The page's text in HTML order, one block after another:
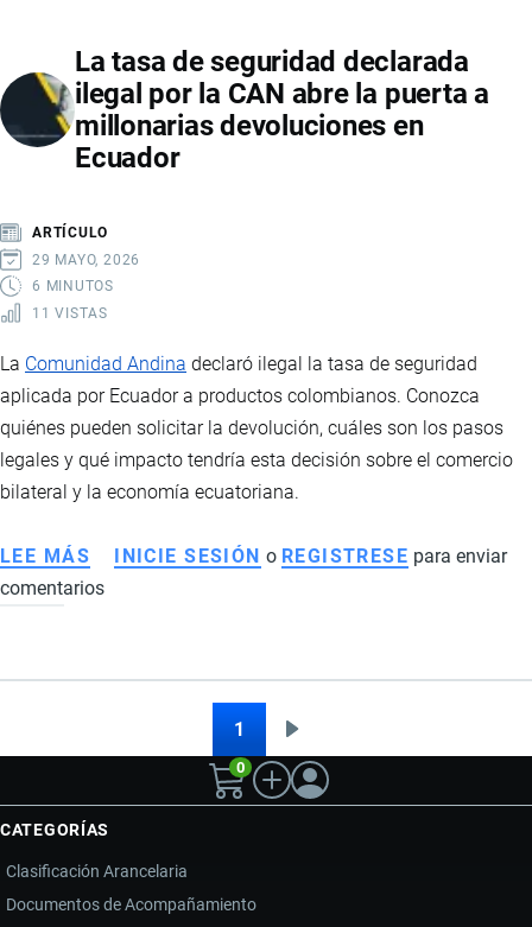
ARANCELES,
SEGURIDAD
FRONTERIZA
Y
La tasa de seguridad declarada
ilegal por la CAN abre la puerta a
millonarias devoluciones en
Ecuador
ARTÍCULO
29 MAYO, 2026
6 MINUTOS
11 VISTAS
La Comunidad Andina declaró ilegal la tasa de seguridad
aplicada por Ecuador a productos colombianos. Conozca
quiénes pueden solicitar la devolución, cuáles son los pasos
legales y qué impacto tendría esta decisión sobre el comercio
bilateral y la economía ecuatoriana.
LEE MÁS SOBRE
LA
SEGURIDAD
LA
ABRE
LA
INICIE SESIÓN o REGISTRESE para enviar
comentarios
1
página
0
CATEGORÍAS
Clasificación Arancelaria
Documentos de Acompañamiento